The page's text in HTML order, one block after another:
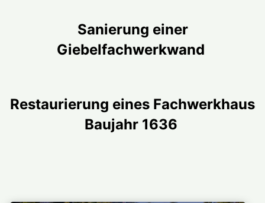
Sanierung einer
Giebelfachwerkwand
Restaurierung eines Fachwerkhaus
Baujahr 1636